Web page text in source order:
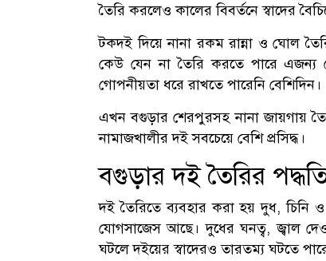
তৈরি করলেও কালের বিবর্তনে স্বাদের
টকদই দিয়ে নানা রকম রান্না ও ঘোল
কেউ যেন না তৈরি করতে পারে এজন্য
গোপনীয়তা ধরে রাখতে পারেনি বেশিদিন।
এখন বগুড়ার শেরপুরসহ নানা জায়গায়
নামাজখালীর দই সবচেয়ে বেশি প্রসিদ্ধ।
বগুড়ার দই তৈরির
দই তৈরিতে ব্যবহার করা হয় দুধ, চিনি
যোগসাজেস আছে। দুধের ঘনত্ব, জ্বাল
ঘটলে দইয়ের স্বাদেরও তারতম্য ঘটতে